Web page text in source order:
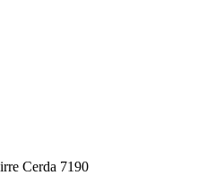
Cerda 7190